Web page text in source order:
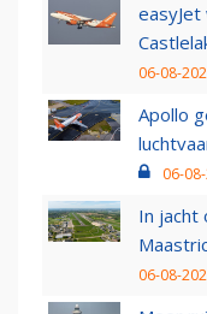
06-08-
Apollo
06-
In jacht
06-08-